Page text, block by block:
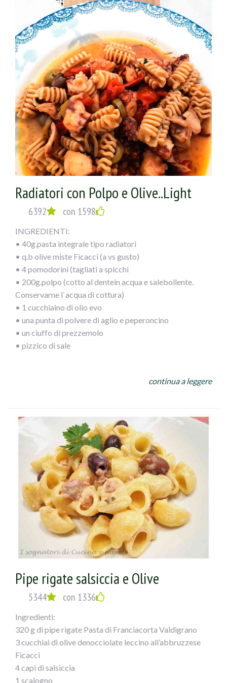
Radiatori con Polpo e Olive..Light
6392 con 1598
INGREDIENTI:
• 40g.pasta integrale tipo radiatori
• q.b olive miste Ficacci (a vs gusto)
• 4 pomodorini (tagliati a spicchi
• 200g.polpo (cotto al dentein acqua e salebollente.
Conservarne l`acqua di cottura)
• 1 cucchiaino di olio evo
• una punta di polvere di aglio e peperoncino
• un ciuffo di prezzemolo
• pizzico di sale
Dopo aver cotto il polpo tagliarlo a pezzetti piccoli e
bagnarlo con mezzo bicchiere di acqua di cottura del
polpo. Fare amalgamarequalche minuto e versarele olive,
i pomodorinied il sale, lasciando appassire.
Nel frattempo avremo cotto la pasta che
verseretegrondante di acqua nella padella
e lascerete mantecare il tutto!
continua a leggere
Pipe rigate salsiccia e Olive
5344 con 1336
Ingredienti:
320 g di pipe rigate Pasta di Franciacorta Valdigrano
3 cucchiai di olive denocciolate leccino all’abbruzzese
Ficacci
4 capi di salsiccia
1 scalogno